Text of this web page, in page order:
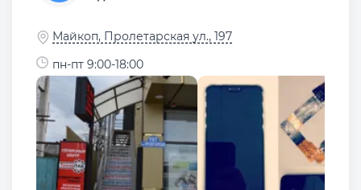
Майкоп, Пролетарская ул., 197
пн-пт 9:00-18:00